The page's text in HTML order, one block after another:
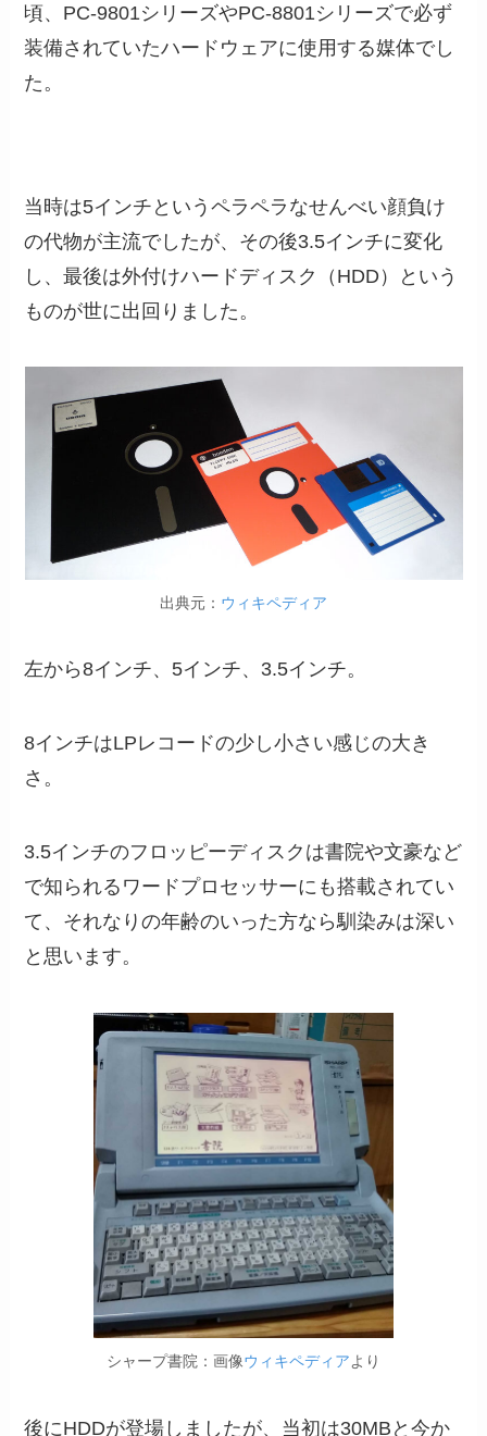
頃、PC-9801シリーズやPC-8801シリーズで必ず
装備されていたハードウェアに使用する媒体でし
た。
当時は5インチというペラペラなせんべい顔負け
の代物が主流でしたが、その後3.5インチに変化
し、最後は外付けハードディスク（HDD）という
ものが世に出回りました。
出典元： ウィキペディア
左から8インチ、5インチ、3.5インチ。
8インチはLPレコードの少し小さい感じの大き
さ。
3.5インチのフロッピーディスクは書院や文豪など
で知られるワードプロセッサーにも搭載されてい
て、それなりの年齢のいった方なら馴染みは深い
と思います。
シャープ書院：画像ウィキペディアより
後にHDDが登場しましたが、当初は30MBと今か